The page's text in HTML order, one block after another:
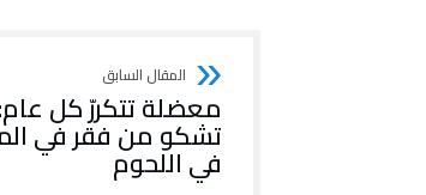
معضلة تتكررّ كل
تشكو من فقر في
في اللحوم